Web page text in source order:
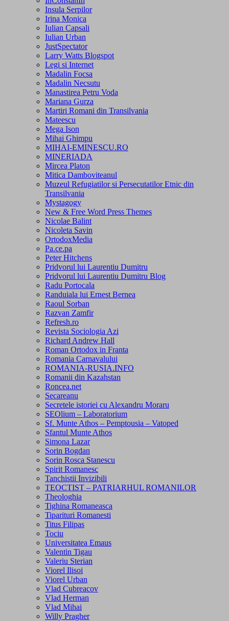
Insula Serpilor
Irina Monica
Iulian Capsali
Iulian Urban
JustSpectator
Larry Watts Blogspot
Legi si Internet
Madalin Focsa
Madalin Necsutu
Manastirea Petru Voda
Mariana Gurza
Martiri Romani din Transilvania
Mateescu
Mega Ison
Mihai Ghimpu
MIHAI-EMINESCU.RO
MINERIADA
Mircea Platon
Mitica Damboviteanul
Muzeul Refugiatilor si Persecutatilor Etnic din
Transilvania
Mystagogy
New & Free Word Press Themes
Nicolae Balint
Nicoleta Savin
OrtodoxMedia
Pa.ce.pa
Peter Hitchens
Pridvorul lui Laurentiu Dumitru
Pridvorul lui Laurentiu Dumitru Blog
Radu Portocala
Randuiala lui Ernest Bernea
Raoul Sorban
Razvan Zamfir
Refresh.ro
Revista Sociologia Azi
Richard Andrew Hall
Roman Ortodox in Franta
Romania Carnavalului
ROMANIA-RUSIA.INFO
Romanii din Kazahstan
Roncea.net
Secareanu
Secretele istoriei cu Alexandru Moraru
SEOlium – Laboratorium
Sf. Munte Athos – Pemptousia – Vatoped
Sfantul Munte Athos
Simona Lazar
Sorin Bogdan
Sorin Rosca Stanescu
Spirit Romanesc
Tanchistii Invizibili
TEOCTIST – PATRIARHUL ROMANILOR
Theologhia
Tighina Romaneasca
Tiparituri Romanesti
Titus Filipas
Tociu
Universitatea Emaus
Valentin Tigau
Valeriu Sterian
Viorel Ilisoi
Viorel Urban
Vlad Cubreacov
Vlad Herman
Vlad Mihai
Willy Pragher